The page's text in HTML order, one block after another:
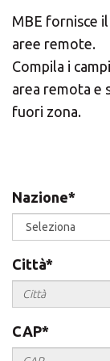
MBE fornisce
aree remote.
Compila i
area remota e
fuori zona.
Nazione*
Città*
CAP*
Africa